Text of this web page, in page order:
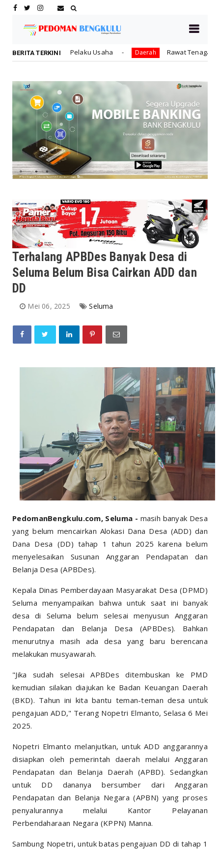
BERITA TERKINI
Usaha Daerah Rawat Tenaga Kerja dengan Jaminan
Terhalang APBDes Banyak Desa di
Seluma Belum Bisa Cairkan ADD dan
DD
Mei 06, 2025 Seluma
PedomanBengkulu.com, Seluma - masih banyak Desa
yang belum mencairkan Alokasi Dana Desa (ADD) dan
Dana Desa (DD) tahap 1 tahun 2025 karena belum
menyelesaikan Susunan Anggaran Pendapatan dan
Belanja Desa (APBDes).
Kepala Dinas Pemberdayaan Masyarakat Desa (DPMD)
Seluma menyampaikan bahwa untuk saat ini banyak
desa di Seluma belum selesai menyusun Anggaran
Pendapatan dan Belanja Desa (APBDes). Bahkan
menurutnya masih ada desa yang baru berencana
melakukan musyawarah.
"Jika sudah selesai APBDes ditembuskan ke PMD
kemudian silakan diajukan ke Badan Keuangan Daerah
(BKD). Tahun ini kita bantu teman-teman desa untuk
pengajuan ADD," Terang Nopetri Elmanto, Selasa 6 Mei
2025.
Nopetri Elmanto melanjutkan, untuk ADD anggarannya
disiapkan oleh pemerintah daerah melalui Anggaran
Pendapatan dan Belanja Daerah (APBD). Sedangkan
untuk DD dananya bersumber dari Anggaran
Pendapatan dan Belanja Negara (APBN) yang proses
penyalurannya melalui Kantor Pelayanan
Perbendaharaan Negara (KPPN) Manna.
Sambung Nopetri, untuk batas pengajuan DD di tahap 1